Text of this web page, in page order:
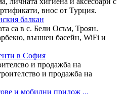
внос от Турция.
балкан
са в с. Бели Осъм, Троян.
външен басейн, WiFi и
в София
и продажба на
и продажба на
и мобилни прилож ...